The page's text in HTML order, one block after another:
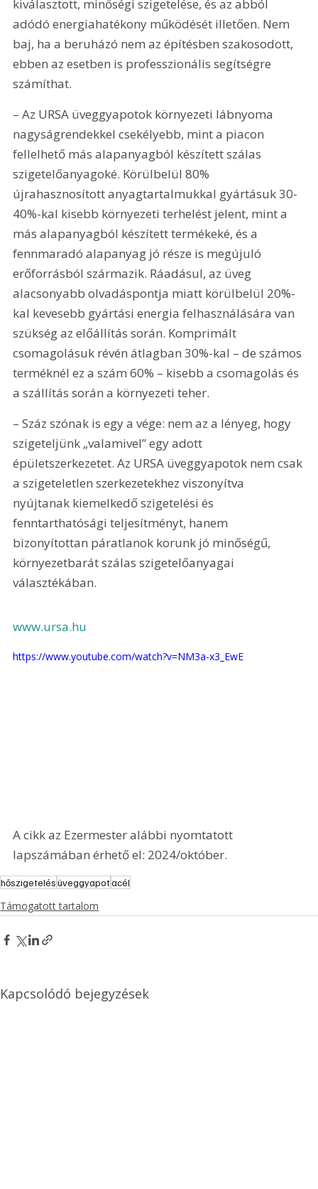
kiválasztott, minőségi szigetelése, és az abból
adódó energiahatékony működését illetően. Nem
baj, ha a beruházó nem az építésben szakosodott,
ebben az esetben is professzionális segítségre
számíthat.
– Az URSA üveggyapotok környezeti lábnyoma
nagyságrendekkel csekélyebb, mint a piacon
fellelhető más alapanyagból készített szálas
szigetelőanyagoké. Körülbelül 80%
újrahasznosított anyagtartalmukkal gyártásuk 30-
40%-kal kisebb környezeti terhelést jelent, mint a
más alapanyagból készített termékeké, és a
fennmaradó alapanyag jó része is megújuló
erőforrásból származik. Ráadásul, az üveg
alacsonyabb olvadáspontja miatt körülbelül 20%-
kal kevesebb gyártási energia felhasználására van
szükség az előállítás során. Komprimált
csomagolásuk révén átlagban 30%-kal – de számos
terméknél ez a szám 60% – kisebb a csomagolás és
a szállítás során a környezeti teher.
– Száz szónak is egy a vége: nem az a lényeg, hogy
szigeteljünk „valamivel” egy adott
épületszerkezetet. Az URSA üveggyapotok nem csak
a szigeteletlen szerkezetekhez viszonyítva
nyújtanak kiemelkedő szigetelési és
fenntarthatósági teljesítményt, hanem
bizonyítottan páratlanok korunk jó minőségű,
környezetbarát szálas szigetelőanyagai
választékában.
www.ursa.hu
https://www.youtube.com/watch?v=NM3a-x3_EwE
A cikk az Ezermester alábbi nyomtatott
lapszámában érhető el: 2024/október.
hőszigetelésüveggyapotacél
Támogatott tartalom
Kapcsolódó bejegyzések